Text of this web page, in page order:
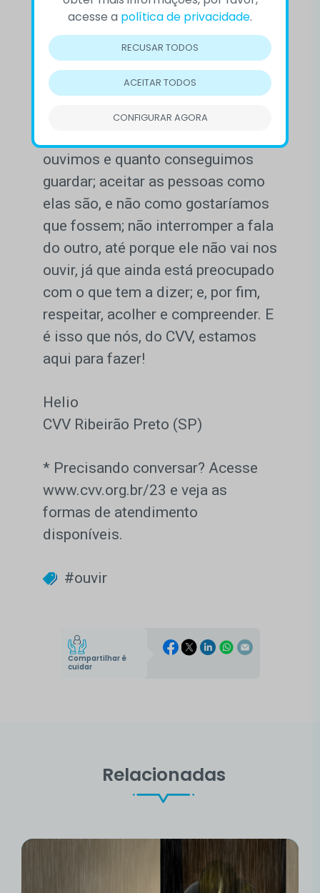
Algumas regras são apontadas por
estudiosos para aprimorar a
habilidade de bem escutar. Entre
elas, entender antes de interpretar
ou criticar; medir a nossa
compreensão, ou seja, procurar
ouvimos e quanto conseguimos
guardar; aceitar as pessoas como
elas são, e não como gostaríamos
que fossem; não interromper a fala
do outro, até porque ele não vai nos
ouvir, já que ainda está preocupado
com o que tem a dizer; e, por fim,
respeitar, acolher e compreender. E
é isso que nós, do CVV, estamos
aqui para fazer!
Helio
CVV Ribeirão Preto (SP)
* Precisando conversar? Acesse
www.cvv.org.br/23 e veja as
formas de atendimento
disponíveis.
#ouvir
Compartilhar é
cuidar
Relacionadas
acesse a política de privacidade.
RECUSAR TODOS
ACEITAR TODOS
CONFIGURAR AGORA